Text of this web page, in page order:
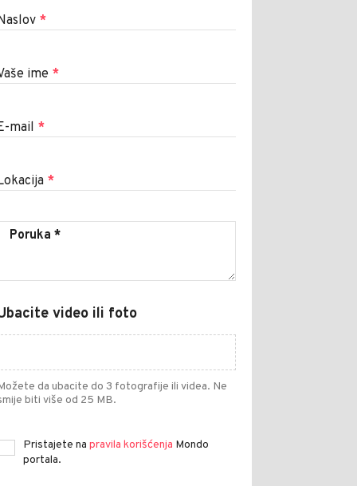
*
ime *
mail *
*
video ili foto
da ubacite do 3 fotografije ili videa. Ne
biti više od 25 MB.
Pristajete na pravila korišćenja Mondo
portala.